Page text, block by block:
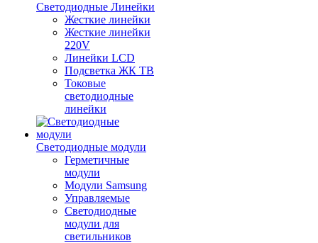
Светодиодные Линейки
Жесткие линейки
Жесткие линейки
220V
Линейки LCD
Подсветка ЖК ТВ
Токовые
светодиодные
линейки
Светодиодные модули
Герметичные
модули
Модули Samsung
Управляемые
Светодиодные
модули для
светильников